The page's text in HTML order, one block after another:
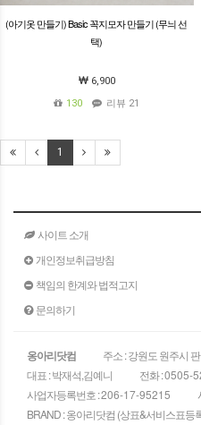
(아기옷 만들기) Basic 꼭지모자 만들기 (무늬 선
택)
6,900
130
리뷰 21
1
사이트 소개
개인정보취급방침
책임의 한계와 법적고지
문의하기
옹아리닷컴
주소 : 강원도 원주시
대표 : 박재석,김예니
전화 :0505-
사업자등록번호 :206-17-95215
BRAND : 옹아리닷컴 (상표&서비스표등